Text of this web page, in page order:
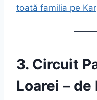
toată familia pe
3. Circuit
Loarei –